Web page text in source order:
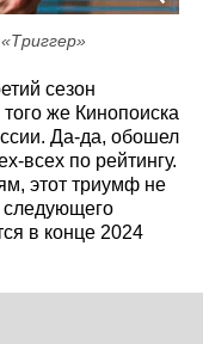
сезон
же Кинопоиска
Да-да, обошел
всех по рейтингу.
этот триумф не
следующего
в конце 2024